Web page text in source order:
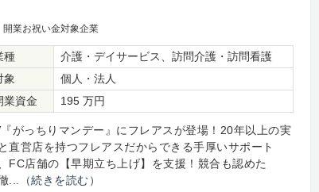
開業お祝い金対象企業
種
介護・デイサービス、訪問介護・訪問看護
象
個人・法人
業資金
195 万円
がっちりマンデー』にフレアスが登場！20年以上の実
直営店を持つフレアスだからできる手厚いサポート
FC店舗の【早期立ち上げ】を支援！競合も認めた
...
（続きを読む）